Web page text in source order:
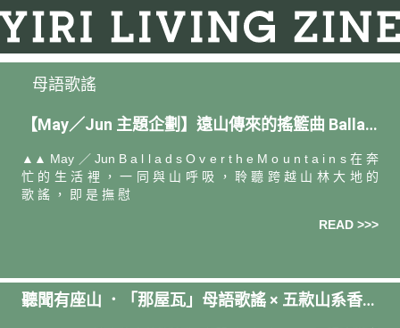
母語歌謠
【May／Jun 主題企劃】遠山傳來的搖籃曲 Ballad
▲▲ May ／ Jun B a l l a d s O v e r t h e M o u n t a i n s 在 奔
忙 的 生 活 裡 ， 一 同 與 山 呼 吸 ， 聆 聽 跨 越 山 林 大 地 的
歌 謠 ， 即 是 撫 慰
READ >>>
聽聞有座山 ．「那屋瓦」母語歌謠 × 五款山系香氛